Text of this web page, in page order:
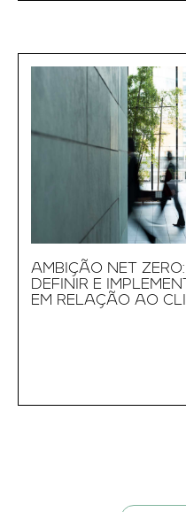
AMBIÇÃO NET
DEFINIR E
EM RELAÇÃO AO